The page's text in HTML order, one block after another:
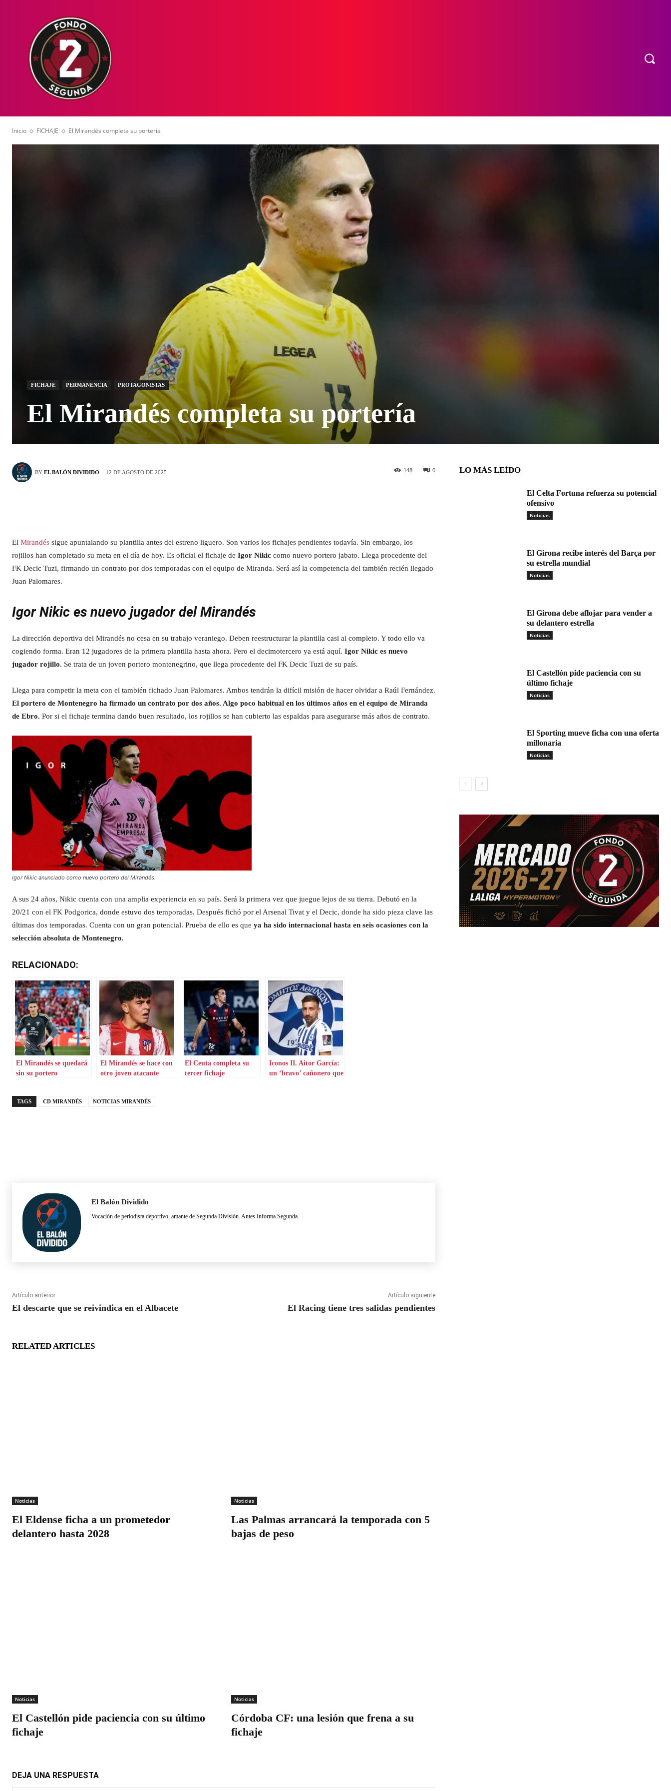
Inicio FICHAJE El Mirandés completa su portería
FICHAJE PERMANENCIA PROTAGONISTAS
El Mirandés completa su portería
BY EL BALÓN DIVIDIDO 12 DE AGOSTO DE 2025 0
148
El Mirandés sigue apuntalando su plantilla antes del estreno liguero. Son varios los fichajes pendientes todavía. Sin embargo, los
rojillos han completado su meta en el día de hoy. Es oficial el fichaje de Igor Nikic como nuevo portero jabato. Llega procedente del
FK Decic Tuzi, firmando un contrato por dos temporadas con el equipo de Miranda. Será así la competencia del también recién llegado
Juan Palomares.
Igor Nikic es nuevo jugador del Mirandés
La dirección deportiva del Mirandés no cesa en su trabajo veraniego. Deben reestructurar la plantilla casi al completo. Y todo ello va
cogiendo forma. Eran 12 jugadores de la primera plantilla hasta ahora. Pero el decimotercero ya está aquí. Igor Nikic es nuevo
jugador rojillo. Se trata de un joven portero montenegrino, que llega procedente del FK Decic Tuzi de su país.
Llega para competir la meta con el también fichado Juan Palomares. Ambos tendrán la difícil misión de hacer olvidar a Raúl Fernández.
El portero de Montenegro ha firmado un contrato por dos años. Algo poco habitual en los últimos años en el equipo de Miranda
de Ebro. Por si el fichaje termina dando buen resultado, los rojillos se han cubierto las espaldas para asegurarse más años de contrato.
Igor Nikic anunciado como nuevo portero del Mirandés.
A sus 24 años, Nikic cuenta con una amplia experiencia en su país. Será la primera vez que juegue lejos de su tierra. Debutó en la
20/21 con el FK Podgorica, donde estuvo dos temporadas. Después fichó por el Arsenal Tivat y el Decic, donde ha sido pieza clave las
últimas dos temporadas. Cuenta con un gran potencial. Prueba de ello es que ya ha sido internacional hasta en seis ocasiones con la
selección absoluta de Montenegro.
RELACIONADO:
El Mirandés se quedará
sin su portero
El Mirandés se hace con
otro joven atacante
El Ceuta completa su
tercer fichaje
Iconos II. Aitor García:
un ‘bravo’ cañonero que
TAGS CD MIRANDÉS NOTICIAS MIRANDÉS
El Balón Dividido
Vocación de periodista deportivo, amante de Segunda División. Antes Informa Segunda.
Artículo anterior
El descarte que se reivindica en el Albacete
Artículo siguiente
El Racing tiene tres salidas pendientes
RELATED ARTICLES
Noticias
El Eldense ficha a un prometedor
delantero hasta 2028
Noticias
Las Palmas arrancará la temporada con 5
bajas de peso
Noticias
El Castellón pide paciencia con su último
fichaje
Noticias
Córdoba CF: una lesión que frena a su
fichaje
DEJA UNA RESPUESTA
LO MÁS LEÍDO
El Celta Fortuna refuerza su potencial
ofensivo
Noticias
El Girona recibe interés del Barça por
su estrella mundial
Noticias
El Girona debe aflojar para vender a
su delantero estrella
Noticias
El Castellón pide paciencia con su
último fichaje
Noticias
El Sporting mueve ficha con una oferta
millonaria
Noticias